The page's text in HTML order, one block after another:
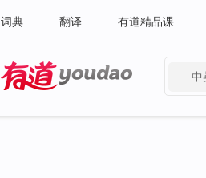
词典 翻译 有道精品课
中